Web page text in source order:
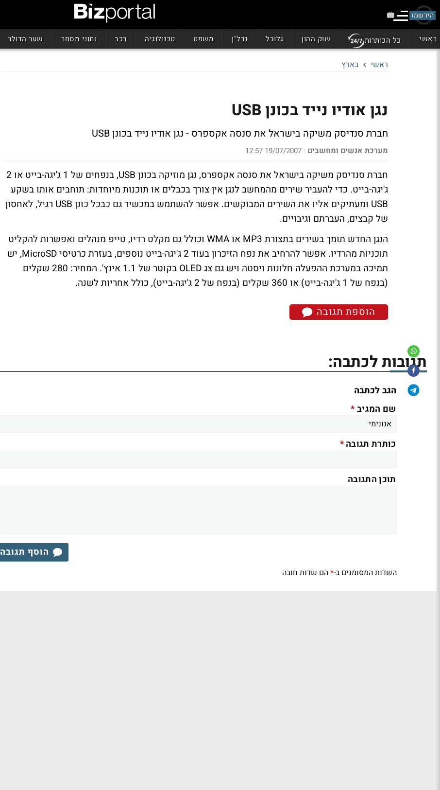
הירשמו
ראשי כל הכותרות שוק ההון גלובל נדל"ן משפט טכנולוגיה רכב נתוני מסחר שער הדולר
ראשי בארץ
נגן אודיו נייד בכונן USB
חברת סנדיסק משיקה בישראל את סנסה אקספרס - נגן אודיו נייד בכונן USB
מערכת אנשים ומחשבים |
19/07/2007 12:57
חברת סנדיסק משיקה בישראל את סנסה אקספרס, נגן מוזיקה בכונן USB, בנפחים של 1 ג'יגה-בייט או 2
ג'יגה-בייט. כדי להעביר שירים מהמחשב לנגן אין צורך בכבלים או תוכנות מיוחדות: תוחבים אותו בשקע
USB ומעתיקים אליו את השירים המבוקשים. אפשר להשתמש במכשיר גם כבכל כונן USB רגיל, לאחסון
של קבצים, העברתם וגיבויים.
הנגן החדש תומך בשירים בתצורת MP3 או WMA וכולל גם מקלט רדיו, טייפ מנהלים ואפשרות להקליט
תוכניות מהרדיו. אפשר להרחיב את נפח הזיכרון בעוד 2 ג'יגה-בייט נוספים, בעזרת כרטיסי MicroSD, יש
תמיכה במערכת ההפעלה חלונות ויסטה ויש גם צג OLED בקוטר של 1.1 אינץ'. המחיר: 280 שקלים
(בנפח של 1 ג'יגה-בייט) או 360 שקלים (בנפח של 2 ג'יגה-בייט), כולל אחריות לשנה.
הוספת תגובה
תגובות לכתבה:
הגב לכתבה
שם המגיב*
כותרת תגובה*
תוכן התגובה
הוסף תגובה
השדות המסומנים ב-*הם שדות חובה